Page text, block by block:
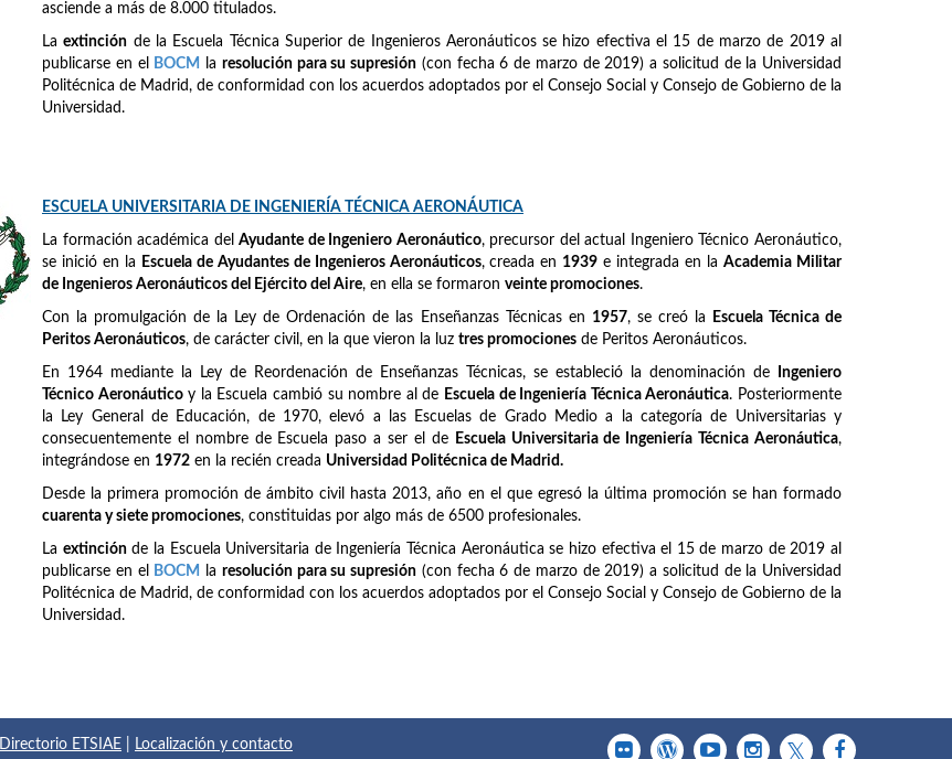
asciende a más de 8.000 titulados.
Laextinción de la Escuela Técnica Superior de Ingenieros Aeronáuticos se hizo efectiva el 15 de marzo de 2019 al
publicarse en el
BOCM la resolución para su supresión (con fecha 6 de marzo de 2019) a solicitud de la Universidad
Politécnica de Madrid, de conformidad con los acuerdos adoptados por el Consejo Social y Consejo de Gobierno de la
Universidad.
ESCUELA UNIVERSITARIA DE INGENIERÍA TÉCNICA AERONÁUTICA
La formación académica delAyudante de Ingeniero Aeronáutico, precursor del actual Ingeniero Técnico Aeronáutico,
se inició en la
Escuela de Ayudantes de Ingenieros Aeronáuticos, creada en 1939 e integrada en laAcademia Militar
de Ingenieros Aeronáuticos del Ejército del Aire, en ella se formaron veinte promociones.
Con la promulgación de la Ley de Ordenación de las Enseñanzas Técnicas en 1957, se creó la
Escuela Técnica de
Peritos Aeronáuticos, de carácter civil, en la que vieron la luz tres promociones de Peritos Aeronáuticos.
En 1964 mediante la Ley de Reordenación de Enseñanzas Técnicas, se estableció la denominación de
Ingeniero
Técnico Aeronáuticoy la Escuela cambió su nombre al de Escuela de Ingeniería Técnica Aeronáutica. Posteriormente
la Ley General de Educación, de 1970, elevó a las Escuelas de Grado Medio a la categoría de Universitarias y
consecuentemente el nombre de Escuela paso a ser el de
Escuela Universitaria de Ingeniería Técnica Aeronáutica,
integrándose en 1972 en la recién creada Universidad Politécnica de Madrid.
Desde la primera promoción de ámbito civil hasta 2013, año en el que egresó la última promoción se han formado
cuarenta y siete promociones, constituidas por algo más de 6500 profesionales.
La extinciónde la Escuela Universitaria de Ingeniería Técnica Aeronáutica se hizo efectiva el 15 de marzo de 2019 al
publicarse en el
BOCM la resolución para su supresión (con fecha 6 de marzo de 2019) a solicitud de la Universidad
Politécnica de Madrid, de conformidad con los acuerdos adoptados por el Consejo Social y Consejo de Gobierno de la
Universidad.
Directorio ETSIAE Localización y contacto